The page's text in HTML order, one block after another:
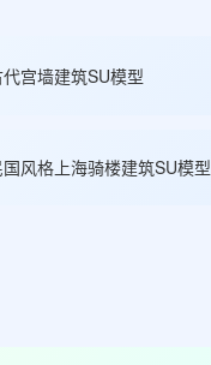
宫墙建筑SU模型
风格上海骑楼建筑SU模型